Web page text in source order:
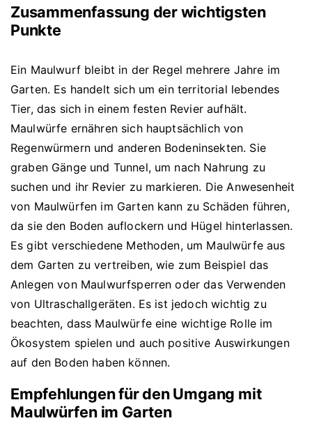
Zusammenfassung der wichtigsten
Punkte
Ein Maulwurf bleibt in der Regel mehrere Jahre im
Garten. Es handelt sich um ein territorial lebendes
Tier, das sich in einem festen Revier aufhält.
Maulwürfe ernähren sich hauptsächlich von
Regenwürmern und anderen Bodeninsekten. Sie
graben Gänge und Tunnel, um nach Nahrung zu
suchen und ihr Revier zu markieren. Die Anwesenheit
von Maulwürfen im Garten kann zu Schäden führen,
da sie den Boden auflockern und Hügel hinterlassen.
Es gibt verschiedene Methoden, um Maulwürfe aus
dem Garten zu vertreiben, wie zum Beispiel das
Anlegen von Maulwurfsperren oder das Verwenden
von Ultraschallgeräten. Es ist jedoch wichtig zu
beachten, dass Maulwürfe eine wichtige Rolle im
Ökosystem spielen und auch positive Auswirkungen
auf den Boden haben können.
Empfehlungen für den Umgang mit
Maulwürfen im Garten